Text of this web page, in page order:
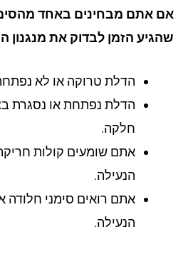
אתם מבחינים באחד מהסימנים
הזמן לבדוק את מנגנון
הדלת טרוקה או לא נפתחת
הדלת נפתחת או נסגרת
חלקה.
אתם שומעים קולות חריקה או
הנעילה.
אתם רואים סימני חלודה או
הנעילה.